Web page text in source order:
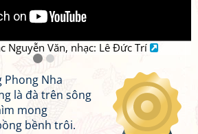
Nguyễn Văn, nhạc: Lê Đức Trí
Phong Nha
là đà trên sông
mong
bềnh trôi.